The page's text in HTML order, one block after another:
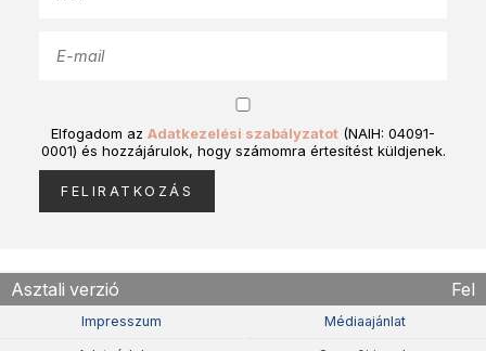
Elfogadom az Adatkezelési szabályzatot (NAIH: 04091-
0001) és hozzájárulok, hogy számomra értesítést küldjenek.
Asztali verzió Fel
Impresszum Médiaajánlat